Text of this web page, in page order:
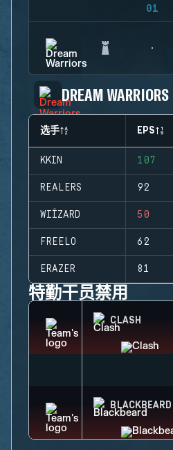
01
DREAM WARRIORS
选手 EPS
KKIN 107
REALERS 92
WIÍZARD 50
FREELO 62
ERAZER 81
特勤干员禁用
CLASH
BLACKBEARD